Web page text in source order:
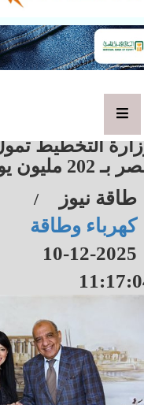
التخطيط
202 مليون يورو
طاقة نيوز /
كهرباء وطاقة
2025-12-10